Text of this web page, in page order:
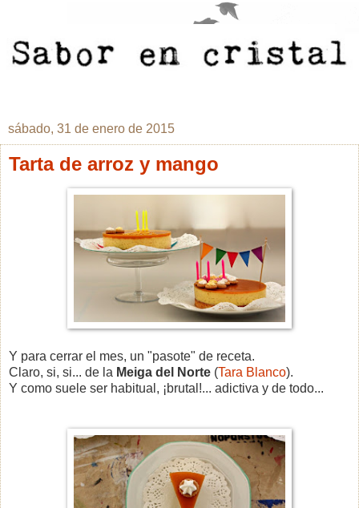
sábado, 31 de enero de 2015
Tarta de arroz y mango
Y para cerrar el mes, un "pasote" de receta.
Claro, si, si... de la Meiga del Norte (Tara Blanco).
Y como suele ser habitual, ¡brutal!... adictiva y de todo...